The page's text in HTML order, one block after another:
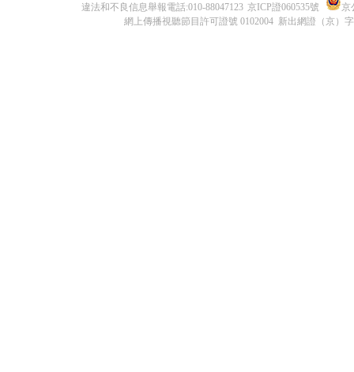
違法和不良信息舉報電話:010-88047123 京ICP證060535號
京
網上傳播視聽節目許可證號 0102004 新出網證（京）